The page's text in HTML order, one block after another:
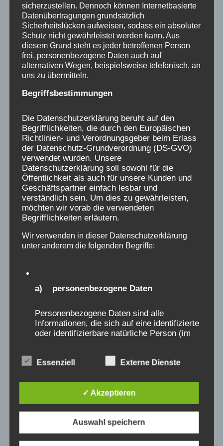
NRW: Schreibwerkstatt mit Sabine Samonig
16.06.2025 - 15:00-17:00
MO.
16
16.06.2025 - 18:00-20:00
sicherzustellen. Dennoch können Internetbasierte
Datenübertragungen grundsätzlich
Sicherheitslücken aufweisen, sodass ein absoluter
Schutz nicht gewährleistet werden kann. Aus
diesem Grund steht es jeder betroffenen Person
frei, personenbezogene Daten auch auf
alternativen Wegen, beispielsweise telefonisch, an
uns zu übermitteln.
Begriffsbestimmungen
Die Datenschutzerklärung beruht auf den
Begrifflichkeiten, die durch den Europäischen
Richtlinien- und Verordnungsgeber beim Erlass
der Datenschutz-Grundverordnung (DS-GVO)
verwendet wurden. Unsere
Datenschutzerklärung soll sowohl für die
Öffentlichkeit als auch für unsere Kunden und
Geschäftspartner einfach lesbar und
verständlich sein. Um dies zu gewährleisten,
möchten wir vorab die verwendeten
Begrifflichkeiten erläutern.
Wir verwenden in dieser Datenschutzerklärung
unter anderem die folgenden Begriffe:
a) personenbezogene Daten
Personenbezogene Daten sind alle
Informationen, die sich auf eine identifizierte
oder identifizierbare natürliche Person (im
Person angesehen, die direkt oder indirekt,
Kennung wie einem Namen, zu einer
Kennnummer, zu Standortdaten, zu einer
Online-Kennung oder zu einem oder
mehreren besonderen Merkmalen, die
Ausdruck der physischen, physiologischen,
genetischen, psychischen, wirtschaftlichen,
kulturellen oder sozialen Identität dieser
Essenziell Externe Dienste
✓ Akzeptieren
Auswahl speichern